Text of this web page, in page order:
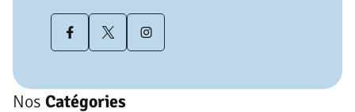
Nos Catégories